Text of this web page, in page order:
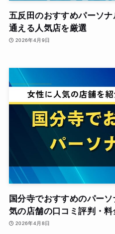
五反田のおすすめパーソ
通える人気店を厳選
2026年4月9日
国分寺でおすすめのパー
気の店舗の口コミ評判・料
2026年4月8日